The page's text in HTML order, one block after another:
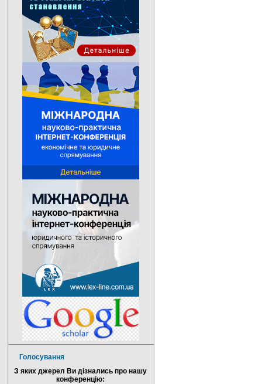
Голосування
З яких джерел Ви дізнались про нашу
конференцію: